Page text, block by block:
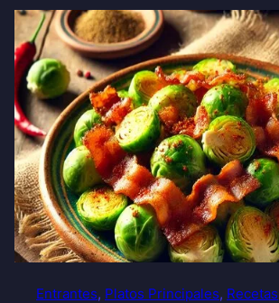
Entrantes, Platos Principales, Recetas